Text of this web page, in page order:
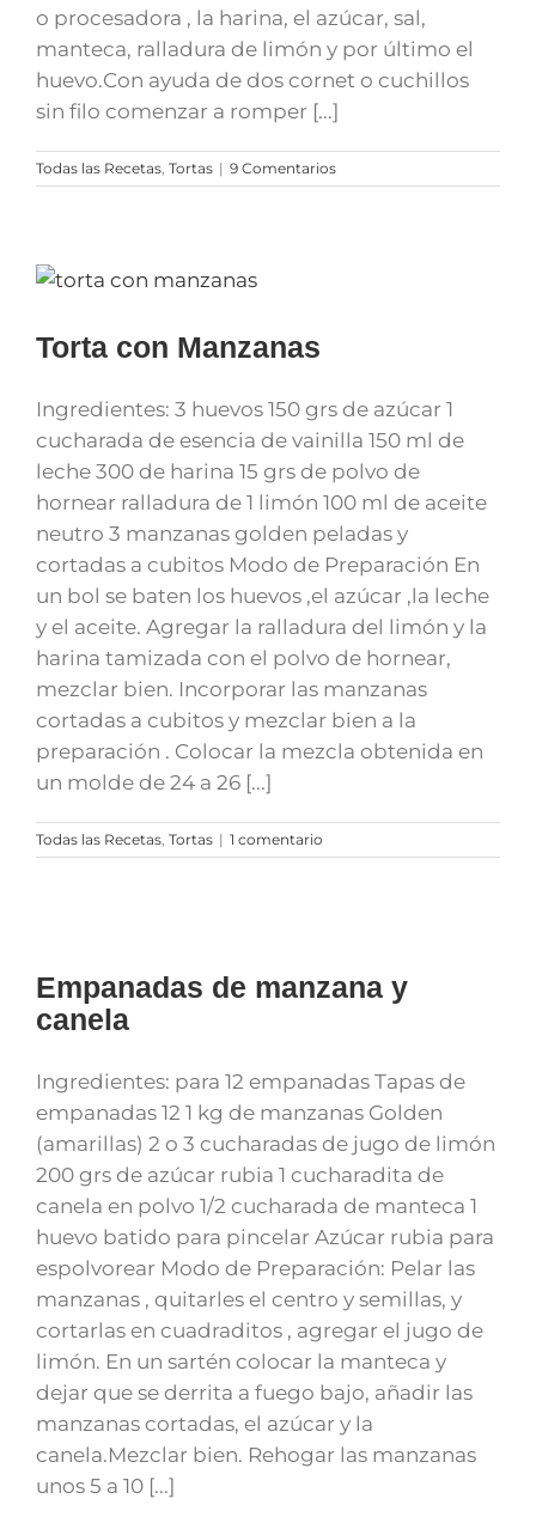
o procesadora , la harina, el azúcar, sal,
manteca, ralladura de limón y por último el
huevo.Con ayuda de dos cornet o cuchillos
sin filo comenzar a romper [...]
Todas las Recetas Tortas | 9 Comentarios
Torta con Manzanas
Ingredientes: 3 huevos 150 grs de azúcar 1
cucharada de esencia de vainilla 150 ml de
leche 300 de harina 15 grs de polvo de
hornear ralladura de 1 limón 100 ml de aceite
neutro 3 manzanas golden peladas y
cortadas a cubitos Modo de Preparación En
un bol se baten los huevos ,el azúcar ,la leche
y el aceite. Agregar la ralladura del limón y la
harina tamizada con el polvo de hornear,
mezclar bien. Incorporar las manzanas
cortadas a cubitos y mezclar bien a la
preparación . Colocar la mezcla obtenida en
un molde de 24 a 26 [...]
Todas las Recetas Tortas | 1 comentario
Empanadas de manzana y
canela
Ingredientes: para 12 empanadas Tapas de
empanadas 12 1 kg de manzanas Golden
(amarillas) 2 o 3 cucharadas de jugo de limón
200 grs de azúcar rubia 1 cucharadita de
canela en polvo 1/2 cucharada de manteca 1
huevo batido para pincelar Azúcar rubia para
espolvorear Modo de Preparación: Pelar las
manzanas , quitarles el centro y semillas, y
cortarlas en cuadraditos , agregar el jugo de
limón. En un sartén colocar la manteca y
dejar que se derrita a fuego bajo, añadir las
manzanas cortadas, el azúcar y la
canela.Mezclar bien. Rehogar las manzanas
unos 5 a 10 [...]